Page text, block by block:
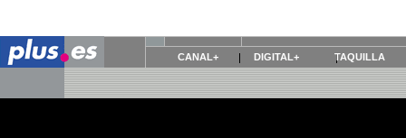
CANAL+ DIGITAL+ TAQUILLA